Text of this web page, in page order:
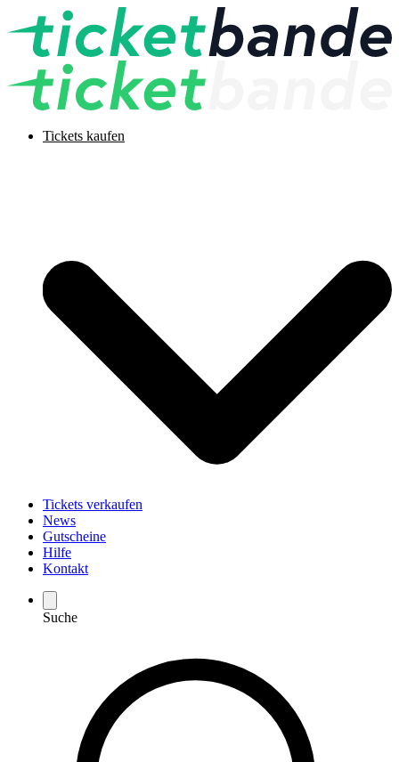
Tickets kaufen
Tickets verkaufen
News
Gutscheine
Hilfe
Kontakt
Suche